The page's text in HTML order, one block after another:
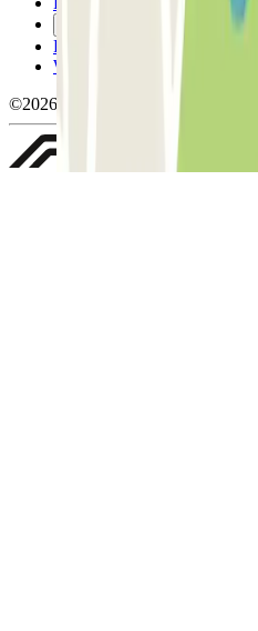
Politique de confidentialité
Whistleblowing
©2026 Parclick. Tous droits réservés